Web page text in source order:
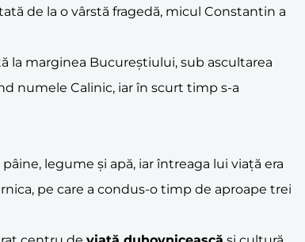
de la o vârstă fragedă, micul Constantin a
la marginea Bucureștiului, sub ascultarea
numele Calinic, iar în scurt timp s-a
legume și apă, iar întreaga lui viață era
pe care a condus-o timp de aproape trei